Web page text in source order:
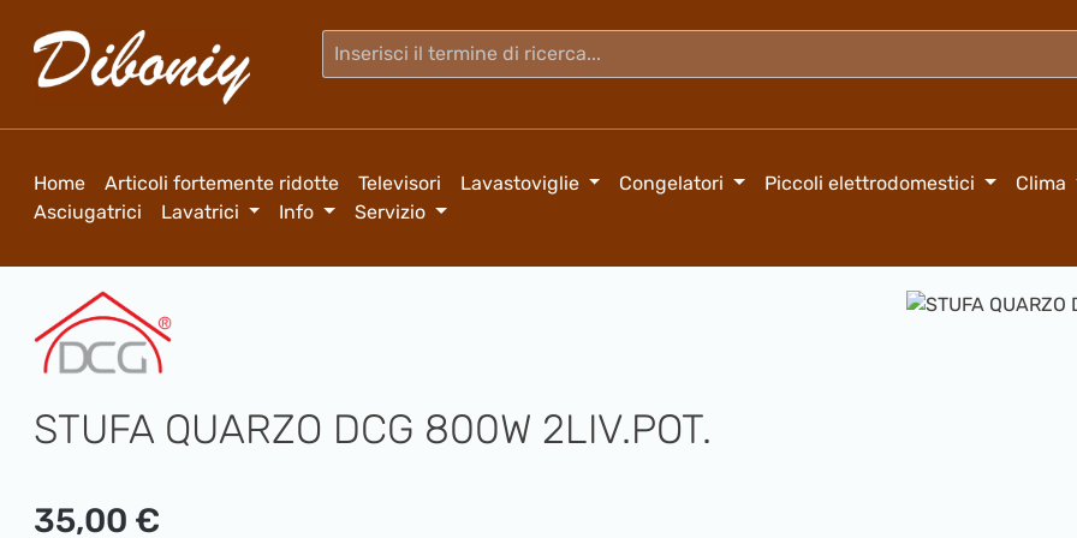
al contenuto principale
Salta alla ricerca
Passa alla navigazione principale
Home Articoli fortemente ridotte Televisori Lavastoviglie Congelatori Piccoli elettrodomestici Clima
Asciugatrici
Lavatrici Info Servizio
Salta la galleria di immagini
STUFA QUARZO DCG 800W 2LIV.POT.
Prezzo normale:
35,00 €